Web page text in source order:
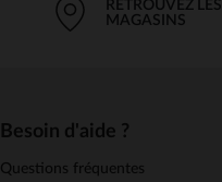
RETROUVEZ LES
MAGASINS
Besoin d'aide ?
Questions fréquentes